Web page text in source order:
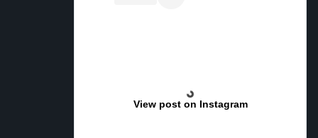
View post on Instagram